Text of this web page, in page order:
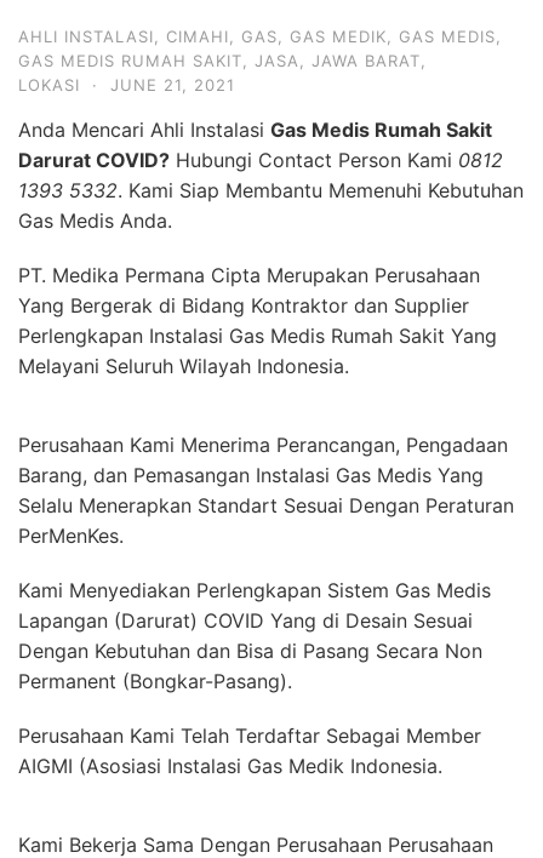
AHLI INSTALASI CIMAHI GAS GAS MEDIK GAS MEDIS
GAS MEDIS RUMAH SAKIT
JASA JAWA BARAT
LOKASI
· JUNE 21, 2021
Anda Mencari Ahli Instalasi Gas Medis Rumah Sakit
Darurat COVID? Hubungi Contact Person Kami 0812
1393 5332. Kami Siap Membantu Memenuhi Kebutuhan
Gas Medis Anda.
PT. Medika Permana Cipta Merupakan Perusahaan
Yang Bergerak di Bidang Kontraktor dan Supplier
Perlengkapan Instalasi Gas Medis Rumah Sakit Yang
Melayani Seluruh Wilayah Indonesia.
Perusahaan Kami Menerima Perancangan, Pengadaan
Barang, dan Pemasangan Instalasi Gas Medis Yang
Selalu Menerapkan Standart Sesuai Dengan Peraturan
PerMenKes.
Kami Menyediakan Perlengkapan Sistem Gas Medis
Lapangan (Darurat) COVID Yang di Desain Sesuai
Dengan Kebutuhan dan Bisa di Pasang Secara Non
Permanent (Bongkar-Pasang).
Perusahaan Kami Telah Terdaftar Sebagai Member
AIGMI (Asosiasi Instalasi Gas Medik Indonesia.
Kami Bekerja Sama Dengan Perusahaan Perusahaan